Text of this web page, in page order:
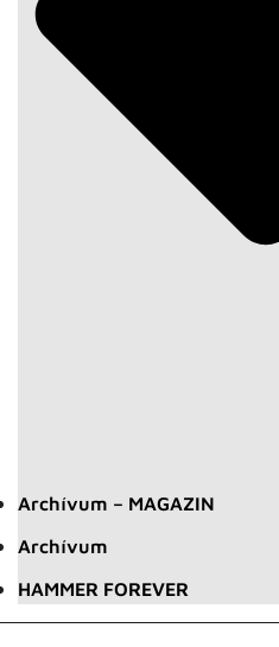
Archívum – MAGAZIN
Archívum
HAMMER FOREVER